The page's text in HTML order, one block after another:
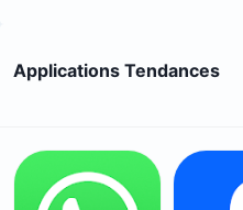
Applications Tendances